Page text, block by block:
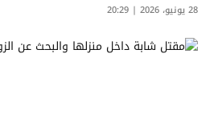
28 يونيو، 2026 | 20:29